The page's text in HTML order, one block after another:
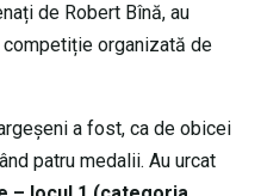
de Robert Bînă, au
competiție organizată de
a fost, ca de obicei
patru medalii. Au urcat